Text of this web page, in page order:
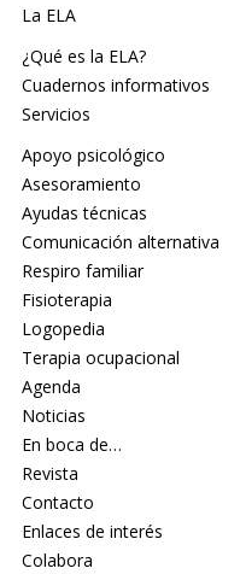
La ELA
¿Qué es la ELA?
Cuadernos informativos
Servicios
Apoyo psicológico
Asesoramiento
Ayudas técnicas
Comunicación alternativa
Respiro familiar
Fisioterapia
Logopedia
Terapia ocupacional
Agenda
Noticias
En boca de…
Revista
Contacto
Enlaces de interés
Colabora